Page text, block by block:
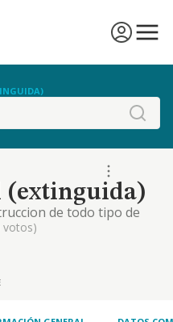
(extinguida)
de todo tipo de
construccion y
destinados a
compra y
asesoramiento
votos)